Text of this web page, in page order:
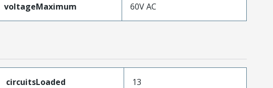
voltageMaximum 60V AC
circuitsLoaded 13